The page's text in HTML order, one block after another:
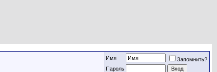
Имя
Запомнить?
Пароль